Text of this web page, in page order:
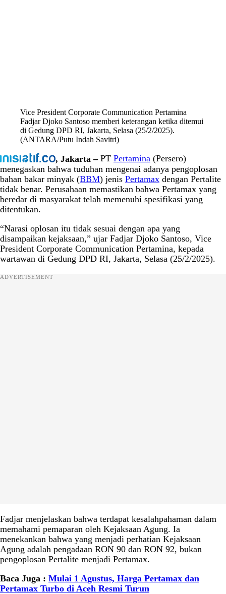
Vice President Corporate Communication Pertamina
Fadjar Djoko Santoso memberi keterangan ketika ditemui
di Gedung DPD RI, Jakarta, Selasa (25/2/2025).
(ANTARA/Putu Indah Savitri)
, Jakarta –PT Pertamina(Persero)
menegaskan bahwa tuduhan mengenai adanya pengoplosan
bahan bakar minyak (BBM) jenis Pertamax dengan Pertalite
tidak benar. Perusahaan memastikan bahwa Pertamax yang
beredar di masyarakat telah memenuhi spesifikasi yang
ditentukan.
“Narasi oplosan itu tidak sesuai dengan apa yang
disampaikan kejaksaan,” ujar Fadjar Djoko Santoso, Vice
President Corporate Communication Pertamina, kepada
wartawan di Gedung DPD RI, Jakarta, Selasa (25/2/2025).
ADVERTISEMENT
Fadjar menjelaskan bahwa terdapat kesalahpahaman dalam
memahami pemaparan oleh Kejaksaan Agung. Ia
menekankan bahwa yang menjadi perhatian Kejaksaan
Agung adalah pengadaan RON 90 dan RON 92, bukan
pengoplosan Pertalite menjadi Pertamax.
Baca Juga : Mulai 1 Agustus, Harga Pertamax dan
Pertamax Turbo di Aceh Resmi Turun